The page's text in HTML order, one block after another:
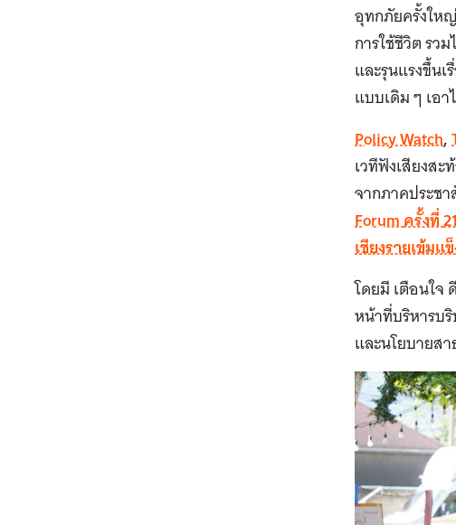
อุทกภัยครั้งให
การใช้ชีวิต รว
และรุนแรงขึ้น
แบบเดิม ๆ เอ
Policy Watch,
เวทีฟังเสียงส
จากภาคประช
Forumครั้งที่
เชียงรายเข้มแ
โดยมี เตือนใจ
หน้าที่บริหารบ
และนโยบายส